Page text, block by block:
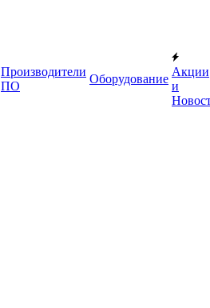
Производители
ПО
Оборудование
Акции
и